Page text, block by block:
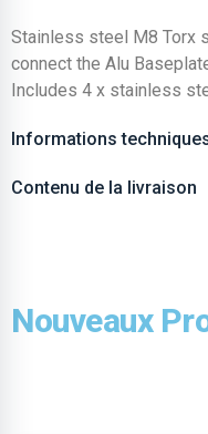
Stainless steel M8 Torx
connect the Alu
Includes 4 x stainless
Informations
Contenu de la livraison
Nouveaux